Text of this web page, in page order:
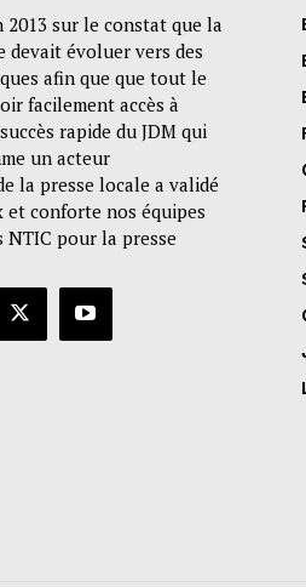
2013 sur le constat que la
devait évoluer vers des
afin que que tout le
facilement accès à
rapide du JDM qui
un acteur
la presse locale a validé
conforte nos équipes
NTIC pour la presse